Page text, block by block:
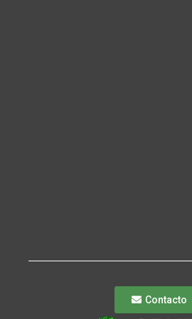
Contacto